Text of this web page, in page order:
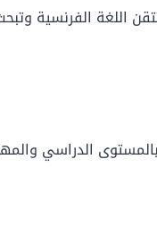
اللغة الفرنسية
الدراسي